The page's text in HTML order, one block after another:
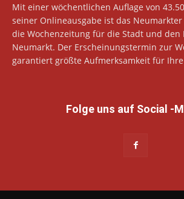
Mit einer wöchentlichen Auflage von
seiner Onlineausgabe ist das Neumarkter
die Wochenzeitung für die Stadt und den
Neumarkt. Der Erscheinungstermin zur
garantiert größte Aufmerksamkeit für
Folge uns auf Social -